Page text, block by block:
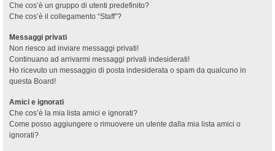
Che cos’è un gruppo di utenti predefinito?
Che cos’è il collegamento “Staff”?
Messaggi privati
Non riesco ad inviare messaggi privati!
Continuano ad arrivarmi messaggi privati indesiderati!
Ho ricevuto un messaggio di posta indesiderata o spam da qualcuno in
questa Board!
Amici e ignorati
Che cos’è la mia lista amici e ignorati?
Come posso aggiungere o rimuovere un utente dalla mia lista amici o
ignorati?